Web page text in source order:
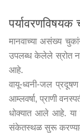
मानवाच्या असंख्य
उपलब्ध केलेले स्रोत
आहे.
वायू-ध्वनी-जल
आम्लवर्षा, प्राणी
धोक्यात आले आहे. या
संकेतस्थळ सुरू